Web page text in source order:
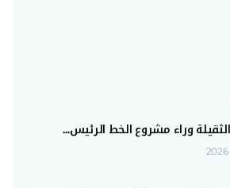
وراء مشروع الخط الرئيس...